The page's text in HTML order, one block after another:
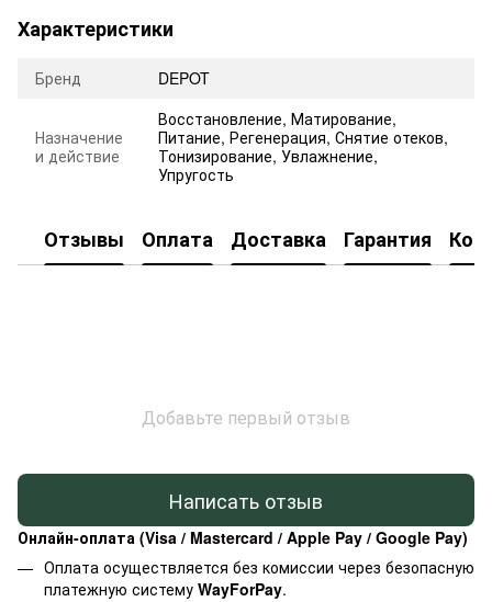
Характеристики
Бренд DEPOT
Назначение
и действие
Восстановление, Матирование,
Питание, Регенерация, Снятие отеков,
Тонизирование, Увлажнение,
Упругость
Отзывы Оплата Доставка Гарантия
Добавьте первый отзыв
Написать отзыв
Онлайн-оплата (Visa / Mastercard / Apple Pay / Google Pay)
Оплата осуществляется без комиссии через безопасную
платежную систему WayForPay.